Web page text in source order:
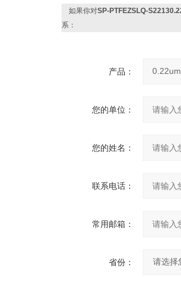
如果你对SP-PTFEZSLQ-
系：
产品：
您的单位：
您的姓名：
联系电话：
常用邮箱：
省份：